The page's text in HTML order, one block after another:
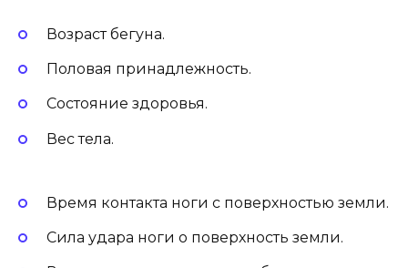
Возраст бегуна.
Половая принадлежность.
Состояние здоровья.
Вес тела.
Время контакта ноги с поверхностью земли.
Сила удара ноги о поверхность земли.